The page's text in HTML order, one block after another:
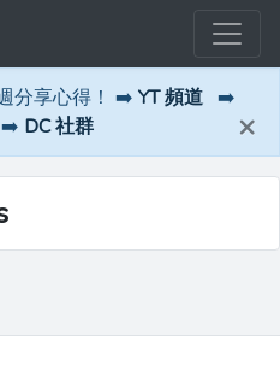
分享心得！ ➡️ YT 頻道 ➡️
➡️ DC 社群 ×